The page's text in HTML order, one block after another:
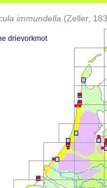
immundella (Zeller,
drievorkmot